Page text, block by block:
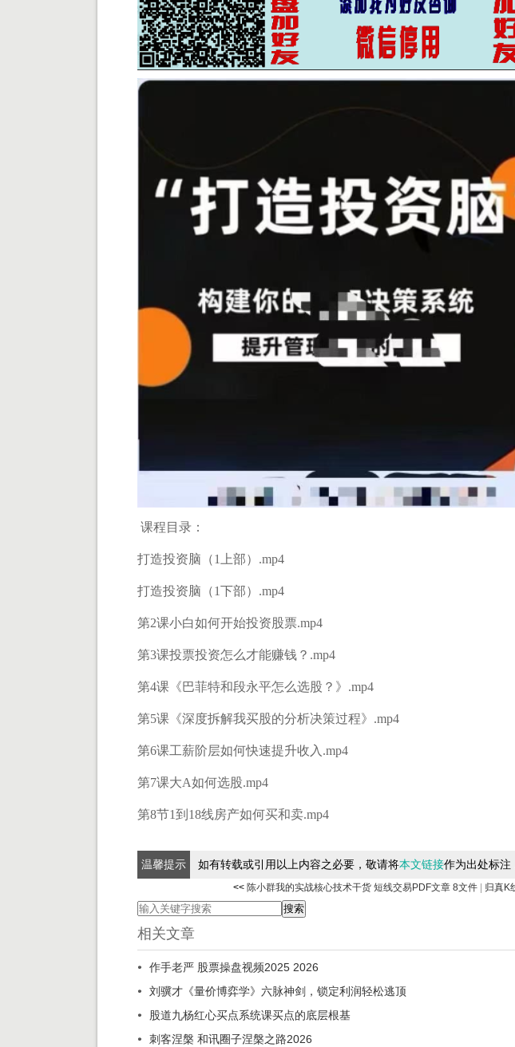
课程目录：
打造投资脑（1上部）.mp4
打造投资脑（1下部）.mp4
第2课小白如何开始投资股票.mp4
第3课投票投资怎么才能赚钱？.mp4
第4课《巴菲特和段永平怎么选股？》.mp4
第5课《深度拆解我买股的分析决策过程》.mp4
第6课工薪阶层如何快速提升收入.mp4
第7课大A如何选股.mp4
第8节1到18线房产如何买和卖.mp4
温馨提示 如有转载或引用以上内容之必要，敬请将本文链接作为出处标注
<< 陈小群我的实战核心技术干货 短线交易PDF文章 8文件 归真K
相关文章
作手老严 股票操盘视频2025 2026
刘骥才《量价博弈学》六脉神剑，锁定利润轻松逃顶
股道九杨红心买点系统课买点的底层根基
刺客涅槃 和讯圈子涅槃之路2026